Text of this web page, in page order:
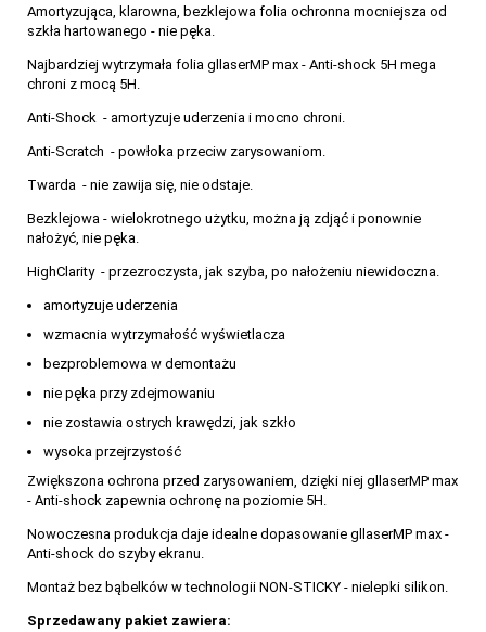
Amortyzująca, klarowna, bezklejowa folia ochronna mocniejsza od
szkła hartowanego - nie pęka.
Najbardziej wytrzymała folia gllaserMP max - Anti-shock 5H mega
chroni z mocą 5H.
Anti-Shock - amortyzuje uderzenia i mocno chroni.
Anti-Scratch - powłoka przeciw zarysowaniom.
Twarda - nie zawija się, nie odstaje.
Bezklejowa - wielokrotnego użytku, można ją zdjąć i ponownie
nałożyć, nie pęka.
HighClarity - przezroczysta, jak szyba, po nałożeniu niewidoczna.
amortyzuje uderzenia
wzmacnia wytrzymałość wyświetlacza
bezproblemowa w demontażu
nie pęka przy zdejmowaniu
nie zostawia ostrych krawędzi, jak szkło
wysoka przejrzystość
Zwiększona ochrona przed zarysowaniem, dzięki niej gllaserMP max
- Anti-shock zapewnia ochronę na poziomie 5H.
Nowoczesna produkcja daje idealne dopasowanie gllaserMP max -
Anti-shock do szyby ekranu.
Montaż bez bąbelków w technologii NON-STICKY - nielepki silikon.
Sprzedawany pakiet zawiera: